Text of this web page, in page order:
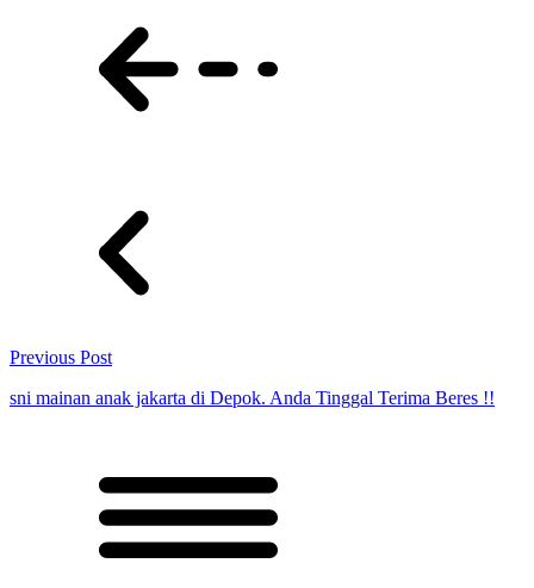
Previous Post
sni mainan anak jakarta di Depok. Anda Tinggal Terima Beres !!